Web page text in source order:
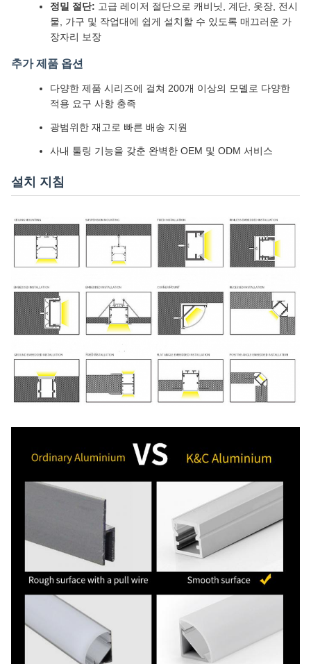
정밀 절단: 고급 레이저 절단으로 캐비닛, 계단, 옷장, 전시
물, 가구 및 작업대에 쉽게 설치할 수 있도록 매끄러운 가
장자리 보장
추가 제품 옵션
다양한 제품 시리즈에 걸쳐 200개 이상의 모델로 다양한
적용 요구 사항 충족
광범위한 재고로 빠른 배송 지원
사내 툴링 기능을 갖춘 완벽한 OEM 및 ODM 서비스
설치 지침